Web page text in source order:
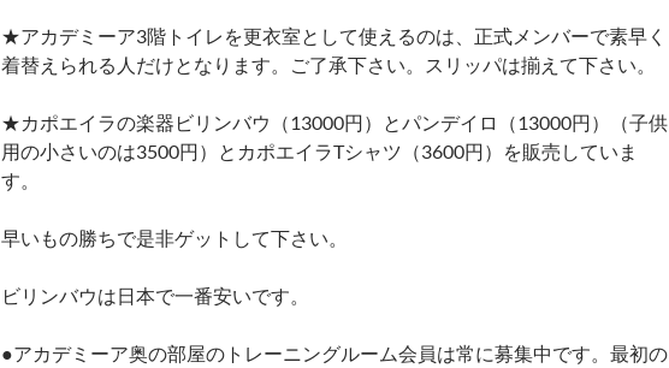
★アカデミーア3階トイレを更衣室として使えるのは、正式メンバーで素早く
着替えられる人だけとなります。ご了承下さい。スリッパは揃えて下さい。
★カポエイラの楽器ビリンバウ（13000円）とパンデイロ（13000円）（子供
用の小さいのは3500円）とカポエイラTシャツ（3600円）を販売していま
す。
早いもの勝ちで是非ゲットして下さい。
ビリンバウは日本で一番安いです。
●アカデミーア奥の部屋のトレーニングルーム会員は常に募集中です。最初の